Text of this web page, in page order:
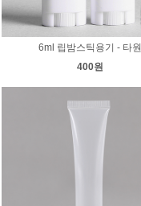
6ml 립밤스틱용기 - 타원
400원